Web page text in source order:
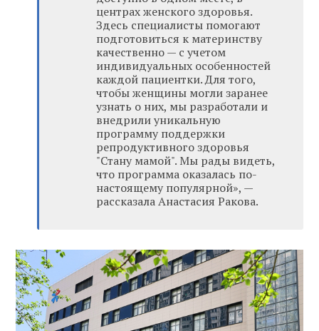
центрах женского здоровья.
Здесь специалисты помогают
подготовиться к материнству
качественно — с учетом
индивидуальных особенностей
каждой пациентки. Для того,
чтобы женщины могли заранее
узнать о них, мы разработали и
внедрили уникальную
программу поддержки
репродуктивного здоровья
"Стану мамой". Мы рады видеть,
что программа оказалась по-
настоящему популярной», —
рассказала Анастасия Ракова.